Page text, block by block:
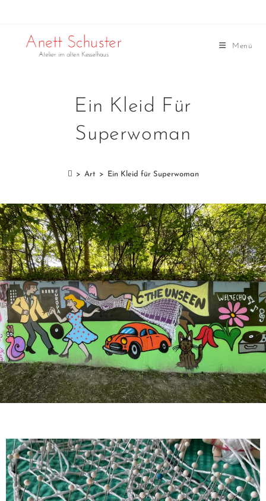
Menü
Ein Kleid Für
Superwoman
> Art > Ein Kleid für Superwoman